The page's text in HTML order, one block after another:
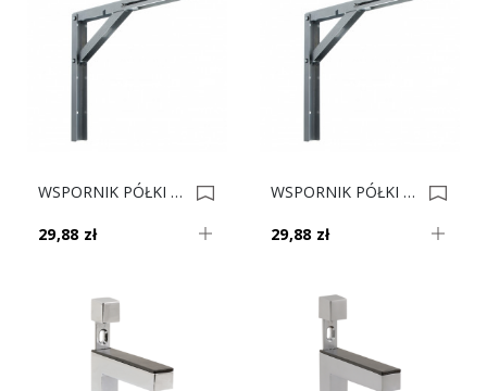
WSPORNIK PÓŁKI 200 CZARNY 0012589
29,88 zł
WSPORNIK PÓŁKI 200 BIAŁY 0012588
29,88 zł